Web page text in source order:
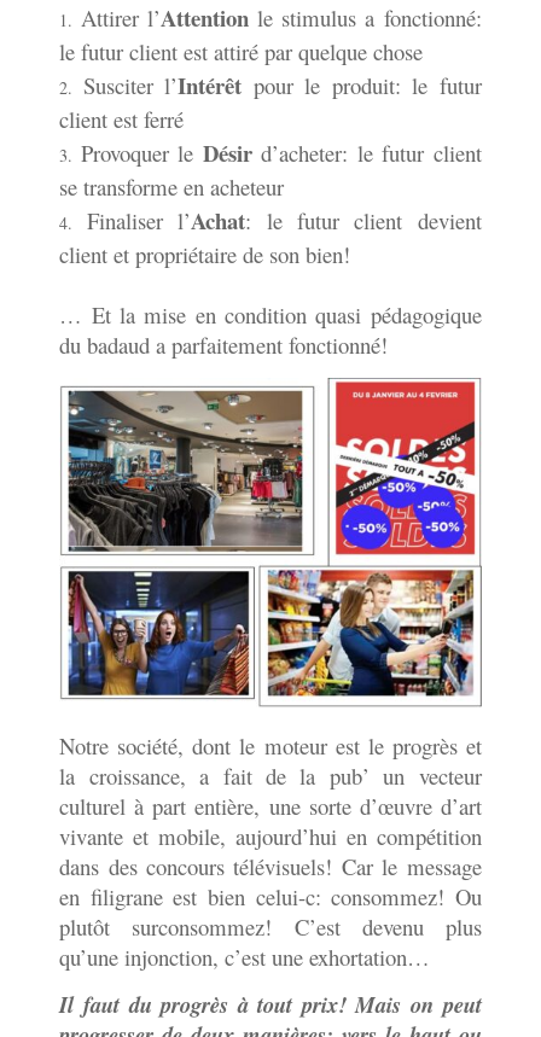
Attirer l’Attentionle stimulus a fonctionné:
le futur client est attiré par quelque chose
Susciter l’Intérêt pour le produit: le futur
client est ferré
Provoquer le Désird’acheter: le futur client
se transforme en acheteur
Finaliser l’Achat: le futur client devient
client et propriétaire de son bien!
… Et la mise en condition quasi pédagogique
du badaud a parfaitement fonctionné!
Notre société, dont le moteur est le progrès et
la croissance, a fait de la pub’ un vecteur
culturel à part entière, une sorte d’œuvre d’art
vivante et mobile, aujourd’hui en compétition
dans des concours télévisuels! Car le message
en filigrane est bien celui-c: consommez! Ou
plutôt surconsommez! C’est devenu plus
qu’une injonction, c’est une exhortation…
Il faut du progrès à tout prix! Mais on peut